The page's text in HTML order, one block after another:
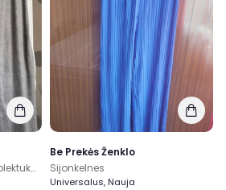
Naujas laisvalaikio komplektukas
Be Prekės Ženklo
Sijonkelnes
Universalus, Nauja